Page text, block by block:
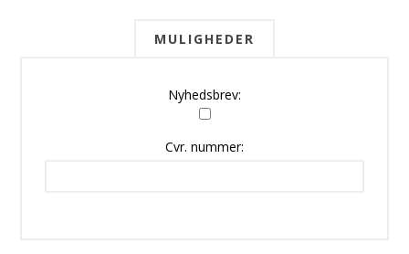
MULIGHEDER
Nyhedsbrev:
Cvr. nummer: